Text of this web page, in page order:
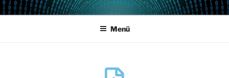
POWERCAMPUS 01
Home of the LPAR-Tool
Menü